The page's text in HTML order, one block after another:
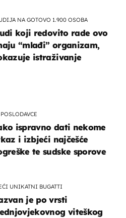
NA GOTOVO 1.900 OSOBA
koji redovito rade ovo
“mlađi” organizam,
istraživanje
ispravno dati nekome
i izbjeći najčešće
te sudske sporove
UNIKATNI BUGATTI
je po vrsti
viteškog